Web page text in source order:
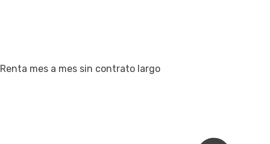
Renta mes a mes sin contrato largo